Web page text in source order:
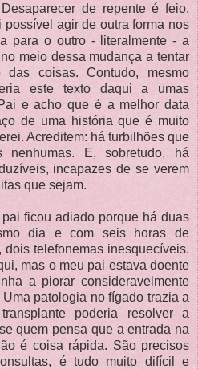
de repente é feio,
possível agir de outra forma nos
para o outro - literalmente - a
meio dessa mudança a tentar
coisas. Contudo, mesmo
este texto daqui a umas
e acho que é a melhor data
de uma história que é muito
Acreditem: há turbilhões que
nenhumas. E, sobretudo, há
incapazes de se verem
que sejam.
ficou adiado porque há duas
dia e com seis horas de
dois telefonemas inesquecíveis.
mas o meu pai estava doente
a piorar consideravelmente
patologia no fígado trazia a
poderia resolver a
quem pensa que a entrada na
é coisa rápida. São precisos
é tudo muito difícil e